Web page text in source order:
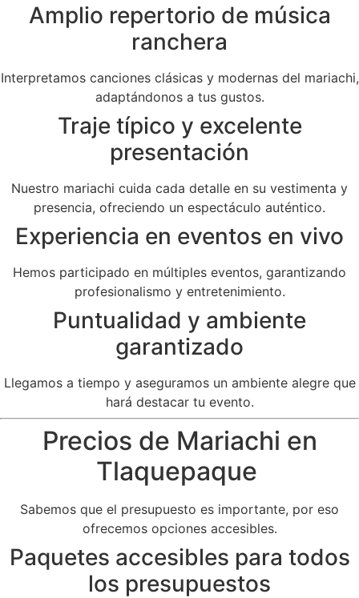
Amplio repertorio de música
ranchera
Interpretamos canciones clásicas y modernas del mariachi,
adaptándonos a tus gustos.
Traje típico y excelente
presentación
Nuestro mariachi cuida cada detalle en su vestimenta y
presencia, ofreciendo un espectáculo auténtico.
Experiencia en eventos en vivo
Hemos participado en múltiples eventos, garantizando
profesionalismo y entretenimiento.
Puntualidad y ambiente
garantizado
Llegamos a tiempo y aseguramos un ambiente alegre que
hará destacar tu evento.
Precios de Mariachi en
Tlaquepaque
Sabemos que el presupuesto es importante, por eso
ofrecemos opciones accesibles.
Paquetes accesibles para todos
los presupuestos